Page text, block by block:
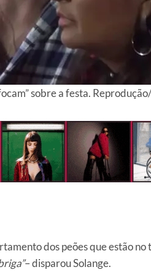
sobre a festa.
dos peões que estão
– disparou Solange.